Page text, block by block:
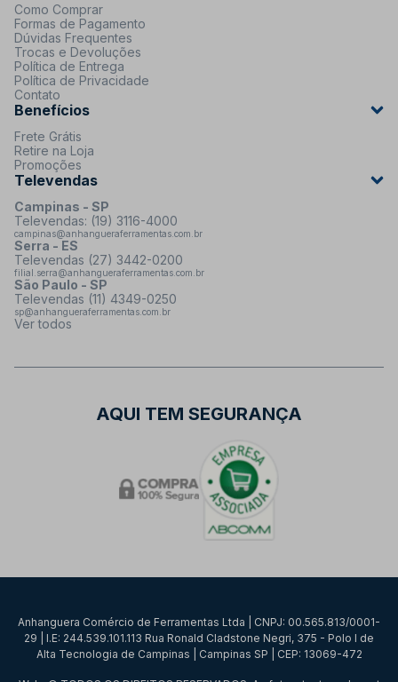
Como Comprar
Formas de Pagamento
Dúvidas Frequentes
Trocas e Devoluções
Política de Entrega
Política de Privacidade
Contato
Benefícios
Frete Grátis
Retire na Loja
Promoções
Televendas
Campinas - SP
Televendas: (19) 3116-4000
campinas@anhangueraferramentas.com.br
Serra - ES
Televendas (27) 3442-0200
filial.serra@anhangueraferramentas.com.br
São Paulo - SP
Televendas (11) 4349-0250
sp@anhangueraferramentas.com.br
Ver todos
AQUI TEM SEGURANÇA
Anhanguera Comércio de Ferramentas Ltda | CNPJ: 00.565.813/0001-
29 | I.E: 244.539.101.113 Rua Ronald Cladstone Negri, 375 - Polo I de
Alta Tecnologia de Campinas | Campinas SP | CEP: 13069-472